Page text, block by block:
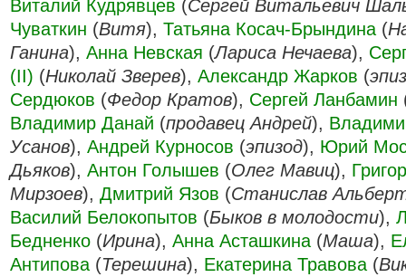
Виталий Кудрявцев (Сергей Витальевич
Чуваткин (Витя), Татьяна Косач-Брындина (
Ганина), Анна Невская (Лариса Нечаева),
(II) (Николай Зверев), Александр Жарков (
Сердюков (Федор Кратов), Сергей Ланбамин
Владимир Данай (продавец Андрей),
Усанов), Андрей Курносов (эпизод), Юрий
Дьяков), Антон Голышев (Олег Мавиц),
Мирзоев), Дмитрий Язов (Станислав
Василий Белокопытов (Быков в молодости),
Бедненко (Ирина), Анна Асташкина (Маша),
Антипова (Терешина), Екатерина Травова (